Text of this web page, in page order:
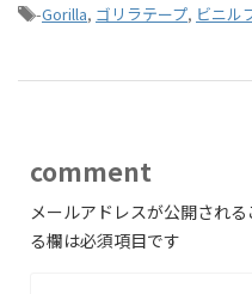
-Gorilla, ゴリラテープ, ビニル
comment
メールアドレスが公開される
る欄は必須項目です